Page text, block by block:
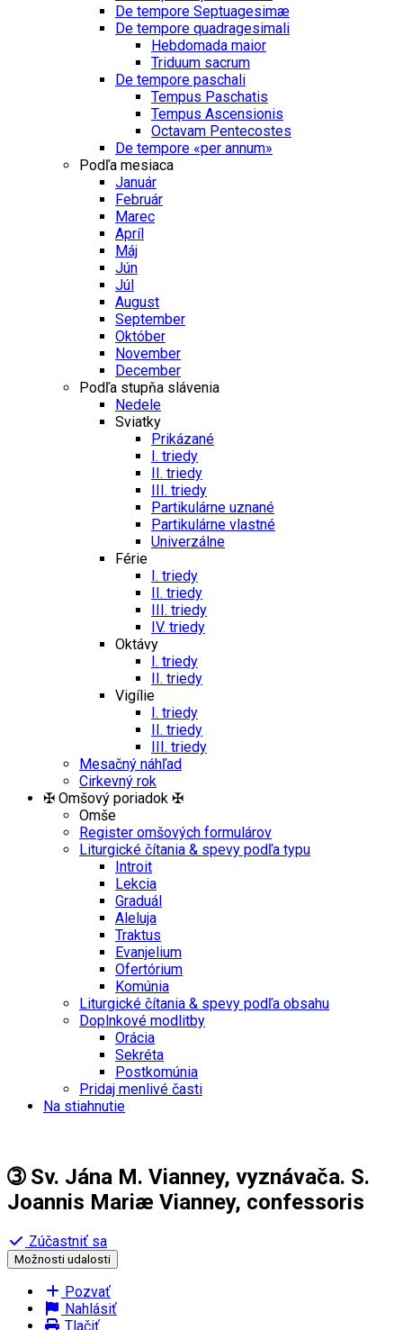
De tempore Septuagesimæ
De tempore quadragesimali
Hebdomada maior
Triduum sacrum
De tempore paschali
Tempus Paschatis
Tempus Ascensionis
Octavam Pentecostes
De tempore «per annum»
Podľa mesiaca
Január
Február
Marec
Apríl
Máj
Jún
Júl
August
September
Október
November
December
Podľa stupňa slávenia
Nedele
Sviatky
Prikázané
I. triedy
II. triedy
III. triedy
Partikulárne uznané
Partikulárne vlastné
Univerzálne
Férie
I. triedy
II. triedy
III. triedy
IV. triedy
Oktávy
I. triedy
II. triedy
Vigílie
I. triedy
II. triedy
III. triedy
Mesačný náhľad
Cirkevný rok
✠ Omšový poriadok ✠
Omše
Register omšových formulárov
Liturgické čítania & spevy podľa typu
Introit
Lekcia
Graduál
Aleluja
Traktus
Evanjelium
Ofertórium
Komúnia
Liturgické čítania & spevy podľa obsahu
Doplnkové modlitby
Orácia
Sekréta
Postkomúnia
Pridaj menlivé časti
Na stiahnutie
➂ Sv. Jána M. Vianney, vyznávača. S.
Joannis Mariæ Vianney, confessoris
Zúčastniť sa
Možnosti udalosti
Pozvať
Nahlásiť
Tlačiť